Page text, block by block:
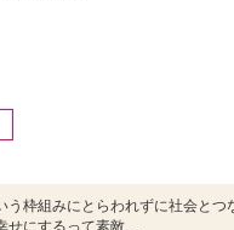
う枠組みにとらわれずに社会とつ
せにするって素敵…